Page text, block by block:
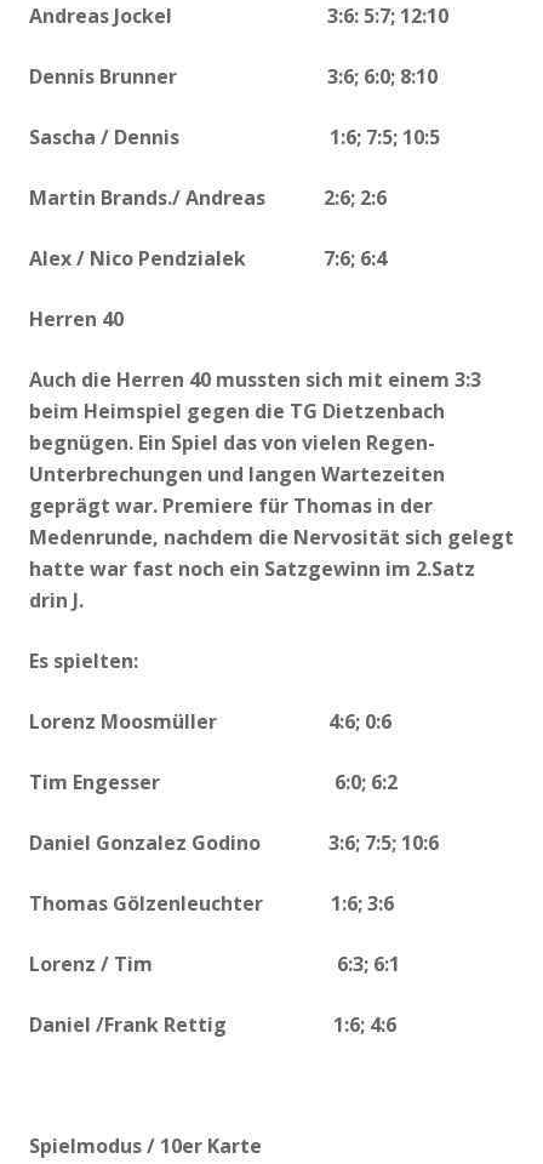
Andreas Jockel 3:6: 5:7; 12:10
Dennis Brunner 3:6; 6:0; 8:10
Sascha / Dennis 1:6; 7:5; 10:5
Martin Brands./ Andreas 2:6; 2:6
Alex / Nico Pendzialek 7:6; 6:4
Herren 40
Auch die Herren 40 mussten sich mit einem 3:3
beim Heimspiel gegen die TG Dietzenbach
begnügen. Ein Spiel das von vielen Regen-
Unterbrechungen und langen Wartezeiten
geprägt war. Premiere für Thomas in der
Medenrunde, nachdem die Nervosität sich gelegt
hatte war fast noch ein Satzgewinn im 2.Satz
drin J.
Es spielten:
Lorenz Moosmüller 4:6; 0:6
Tim Engesser 6:0; 6:2
Daniel Gonzalez Godino 3:6; 7:5; 10:6
Thomas Gölzenleuchter 1:6; 3:6
Lorenz / Tim 6:3; 6:1
Daniel /Frank Rettig 1:6; 4:6
Spielmodus / 10er Karte